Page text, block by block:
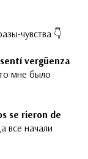
чувства 👇
vergüenza
мне было
se rieron de
все начали